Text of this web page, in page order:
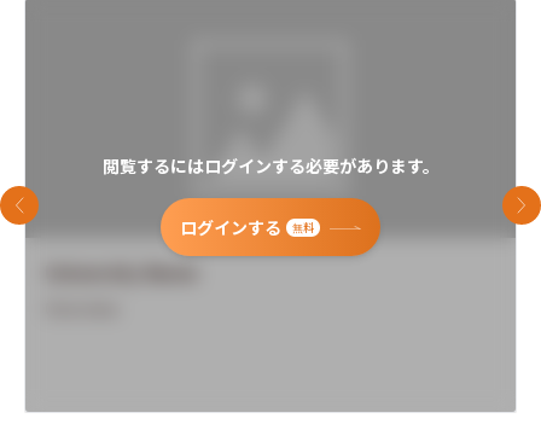
閲覧するにはログインする必要があります。
ログインする 無料
前のスライド 次